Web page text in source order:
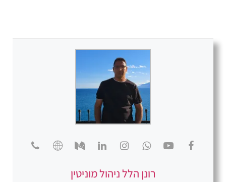
רונן הלל ניהול מוניטין